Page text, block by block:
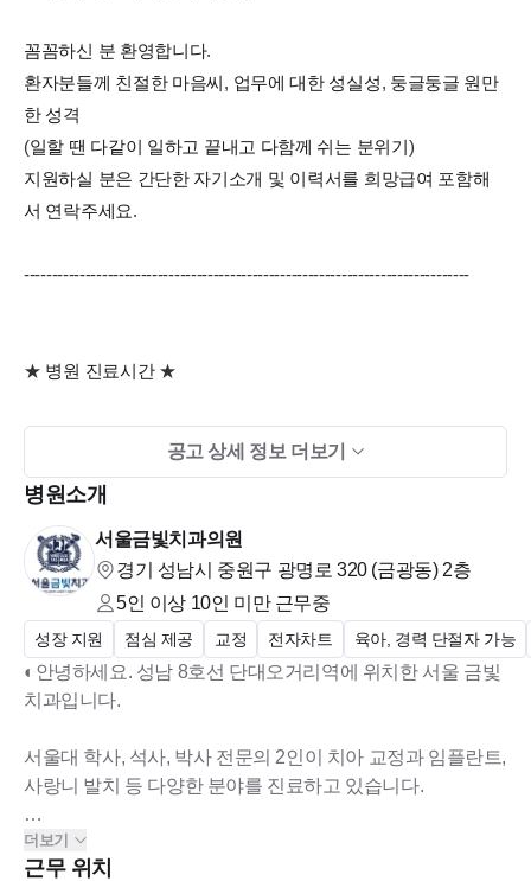
꼼꼼하신 분 환영합니다.
환자분들께 친절한 마음씨, 업무에 대한 성실성, 둥글둥글 원만
한 성격
(일할 땐 다같이 일하고 끝내고 다함께 쉬는 분위기)
지원하실 분은 간단한 자기소개 및 이력서를 희망급여 포함해
서 연락주세요.
--------------------------------------------------------------------------------
★ 병원 진료시간★
- 화, 금 9시반~6시 , 월, 수요일 휴무
시: 야간은 목요일 하루만 있습니다
-토요일9시반
점심시간 평일 오후 1 시 ~오후2 시
목요일 저녁시간 오후5시반~오후6시
<<총 진료시간 주28시간>>
-병원 전체 월,수요일 휴무로
주
시작)
공고 상세 정보 더보기
병원소개
서울금빛치과의원
경기 성남시 중원구 광명로 320 (금광동) 2층
5인 이상 10인 미만근무중
성장 지원 점심 제공 교정 전자차트 육아, 경력 단절자 가능
◐안녕하세요. 성남 8호선 단대오거리역에 위치한 서울 금빛
치과입니다.
서울대 학사, 석사, 박사 전문의 2인이 치아 교정과 임플란트,
사랑니 발치 등 다양한 분야를 진료하고 있습니다.
현재 진료실 4인 + 실장님 1인 체제입니다.
더보기
근무 위치